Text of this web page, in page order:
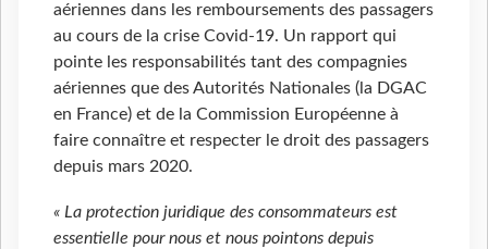
aériennes dans les remboursements des passagers
au cours de la crise Covid-19. Un rapport qui
pointe les responsabilités tant des compagnies
aériennes que des Autorités Nationales (la DGAC
en France) et de la Commission Européenne à
faire connaître et respecter le droit des passagers
depuis mars 2020.
« La protection juridique des consommateurs est
essentielle pour nous et nous pointons depuis